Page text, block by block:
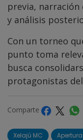
previa,
y análisis
Con un torneo
punto toma
busca
protagonistas
Comparte
Xelajú MC